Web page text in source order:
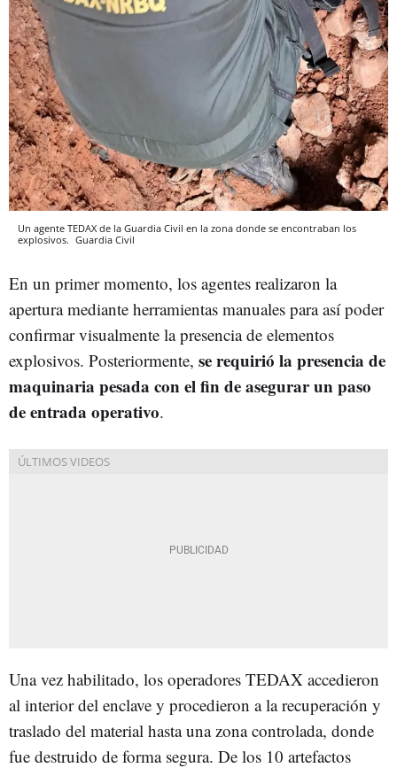
Un agente TEDAX de la Guardia Civil en la zona donde se encontraban los
explosivos. Guardia Civil
En un primer momento, los agentes realizaron la
apertura mediante herramientas manuales para así poder
confirmar visualmente la presencia de elementos
explosivos. Posteriormente, se requirió la presencia de
maquinaria pesada con el fin de asegurar un paso
de entrada operativo.
Una vez habilitado, los operadores TEDAX accedieron
al interior del enclave y procedieron a la recuperación y
traslado del material hasta una zona controlada, donde
fue destruido de forma segura. De los 10 artefactos